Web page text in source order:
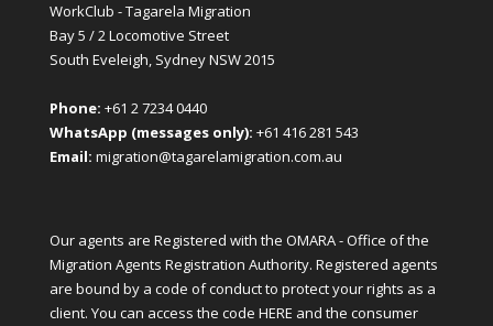
WorkClub - Tagarela Migration
Bay 5 / 2 Locomotive Street
South Eveleigh, Sydney NSW 2015
Phone: +61 2 7234 0440
WhatsApp (messages only): +61 416 281 543
Email: migration@tagarelamigration.com.au
Our agents are Registered with the OMARA - Office of the
Migration Agents Registration Authority. Registered agents
are bound by a code of conduct to protect your rights as a
client. You can access the code HERE and the consumer